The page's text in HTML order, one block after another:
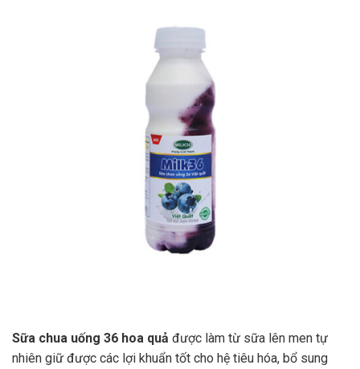
Sữa chua uống 36 hoa quả được làm từ sữa lên men tự
nhiên giữ được các lợi khuẩn tốt cho hệ tiêu hóa, bổ sung